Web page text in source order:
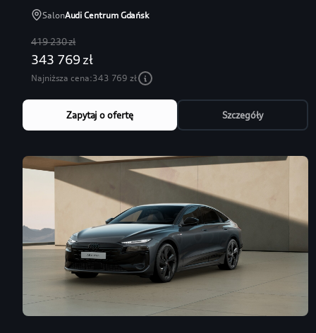
SalonAudi Centrum Gdańsk
419 230 zł
343 769 zł
Najniższa cena:343 769 zł
Zapytaj o ofertę Szczegóły